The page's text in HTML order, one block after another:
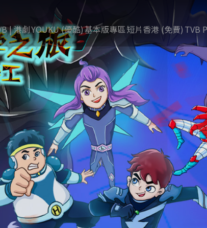
| 港劇YOUKU (優酷)基本版專區短片香港 (免費) TVB